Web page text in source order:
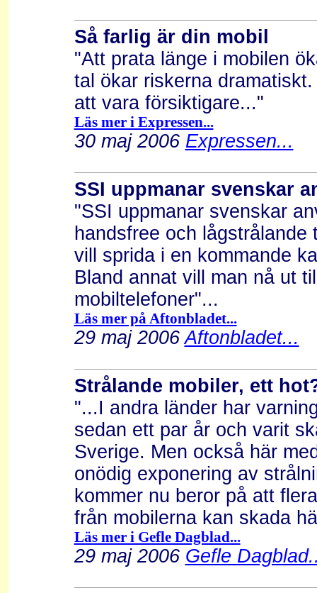
Så farlig är din mobil
"Att prata länge i mobilen
tal ökar riskerna
att vara försiktigare..."
Läs mer i Expressen...
30 maj 2006 Expressen...
SSI uppmanar svenskar
"SSI uppmanar svenskar
handsfree och
vill sprida i en kommande
Bland annat vill man nå ut
mobiltelefoner"...
Läs mer på Aftonbladet...
29 maj 2006Aftonbladet...
Strålande mobiler, ett
"...I andra länder har
sedan ett par år och varit
Sverige. Men också här
onödig exponering av
kommer nu beror på att
från mobilerna kan skada
Läs mer i Gefle Dagblad...
29 maj 2006 Gefle